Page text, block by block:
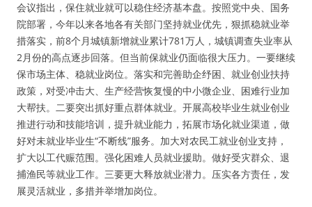
会议指出，保住就业就可以稳住经济基本盘。按照党中央、国务
院部署，今年以来各地各有关部门坚持就业优先，狠抓稳就业举
措落实，前8个月城镇新增就业累计781万人，城镇调查失业率从
2月份的高点逐步回落。但当前保就业仍面临很大压力。一要继续
保市场主体、稳就业岗位。落实和完善助企纾困、就业创业扶持
政策，对受冲击大、生产经营恢复慢的中小微企业、困难行业加
大帮扶。二要突出抓好重点群体就业。开展高校毕业生就业创业
推进行动和技能培训，提升就业能力，拓展市场化就业渠道，做
好对未就业毕业生“不断线”服务。加大对农民工就业创业支持，
扩大以工代赈范围。强化困难人员就业援助。做好受灾群众、退
捕渔民等就业工作。三要更大释放就业潜力。压实各方责任，发
展灵活就业，多措并举增加岗位。